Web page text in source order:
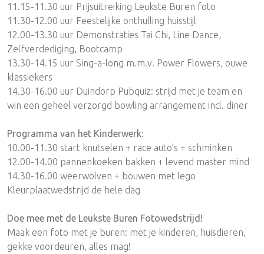
11.15-11.30 uur Prijsuitreiking Leukste Buren foto
11.30-12.00 uur Feestelijke onthulling huisstijl
12.00-13.30 uur Demonstraties Tai Chi, Line Dance,
Zelfverdediging, Bootcamp
13.30-14.15 uur Sing-a-long m.m.v. Power Flowers, ouwe
klassiekers
14.30-16.00 uur Duindorp Pubquiz: strijd met je team en
win een geheel verzorgd bowling arrangement incl. diner
Programma van het Kinderwerk:
10.00-11.30 start knutselen + race auto’s + schminken
12.00-14.00 pannenkoeken bakken + levend master mind
14.30-16.00 weerwolven + bouwen met lego
Kleurplaatwedstrijd de hele dag
Doe mee met de Leukste Buren Fotowedstrijd!
Maak een foto met je buren: met je kinderen, huisdieren,
gekke voordeuren, alles mag!